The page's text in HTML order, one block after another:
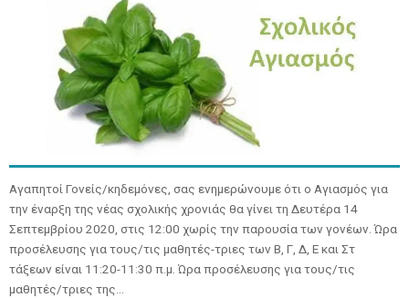
Αγαπητοί Γονείς/κηδεμόνες, σας ενημερώνουμε ότι ο Αγιασμός για
την έναρξη της νέας σχολικής χρονιάς θα γίνει τη Δευτέρα 14
Σεπτεμβρίου 2020, στις 12:00 χωρίς την παρουσία των γονέων. Ώρα
προσέλευσης για τους/τις μαθητές-τριες των Β, Γ, Δ, Ε και Στ
τάξεων είναι 11:20-11:30 π.μ. Ώρα προσέλευσης για τους/τις
μαθητές/τριες της…